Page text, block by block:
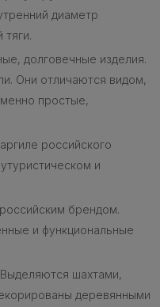
диаметр
долговечные изделия.
Они отличаются видом,
простые,
российского
и
брендом.
и функциональные
шахтами,
деревянными